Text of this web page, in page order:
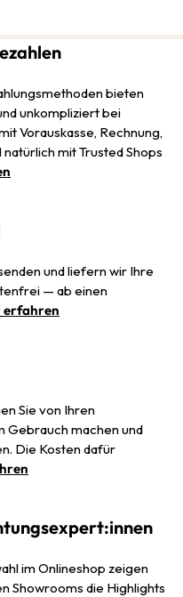
bieten
unkompliziert bei
Vorauskasse, Rechnung,
mit Trusted Shops
und liefern wir Ihre
— ab einen
erfahren
Sie von Ihren
Gebrauch machen und
Die Kosten dafür
im Onlineshop zeigen
Showrooms die Highlights